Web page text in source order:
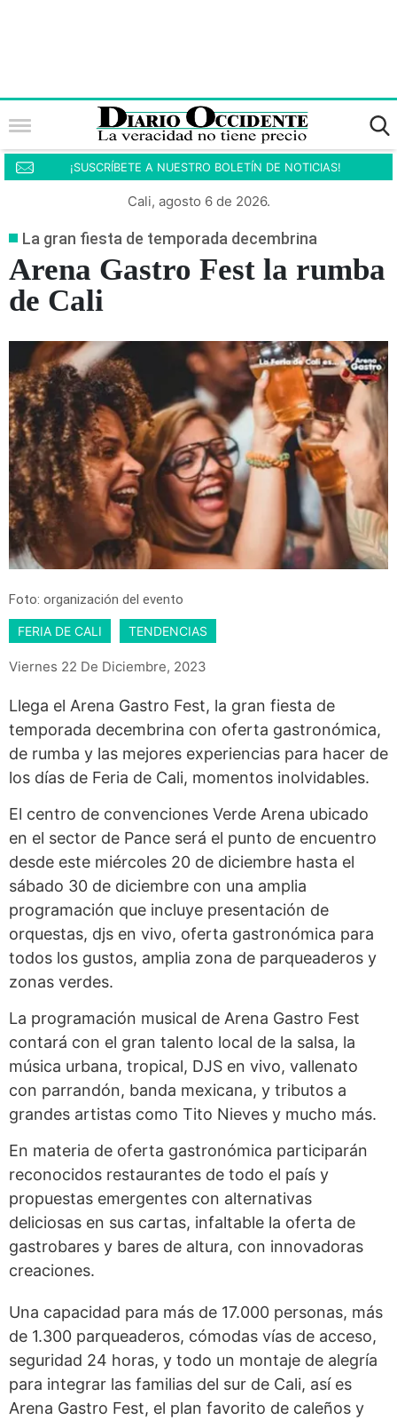
¡SUSCRÍBETE A NUESTRO BOLETÍN DE NOTICIAS!
Cali, agosto 6 de 2026.
La gran fiesta de temporada decembrina
Arena Gastro Fest la rumba
de Cali
Foto: organización del evento
FERIA DE CALI TENDENCIAS
Viernes 22 De Diciembre, 2023
Llega el Arena Gastro Fest, la gran fiesta de
temporada decembrina con oferta gastronómica,
de rumba y las mejores experiencias para hacer de
los días de Feria de Cali, momentos inolvidables.
El centro de convenciones Verde Arena ubicado
en el sector de Pance será el punto de encuentro
desde este miércoles 20 de diciembre hasta el
sábado 30 de diciembre con una amplia
programación que incluye presentación de
orquestas, djs en vivo, oferta gastronómica para
todos los gustos, amplia zona de parqueaderos y
zonas verdes.
La programación musical de Arena Gastro Fest
contará con el gran talento local de la salsa, la
música urbana, tropical, DJS en vivo, vallenato
con parrandón, banda mexicana, y tributos a
grandes artistas como Tito Nieves y mucho más.
En materia de oferta gastronómica participarán
reconocidos restaurantes de todo el país y
propuestas emergentes con alternativas
deliciosas en sus cartas, infaltable la oferta de
gastrobares y bares de altura, con innovadoras
creaciones.
Una capacidad para más de 17.000 personas, más
de 1.300 parqueaderos, cómodas vías de acceso,
seguridad 24 horas, y todo un montaje de alegría
para integrar las familias del sur de Cali, así es
Arena Gastro Fest, el plan favorito de caleños y